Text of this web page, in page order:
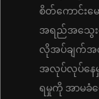
စိတ်ကောင်းမ
အရည်အသွေးထိ
လိုအပ်ချက်အလို
အလုပ်လုပ်နေမှု
ရမှုကို အာမခံ